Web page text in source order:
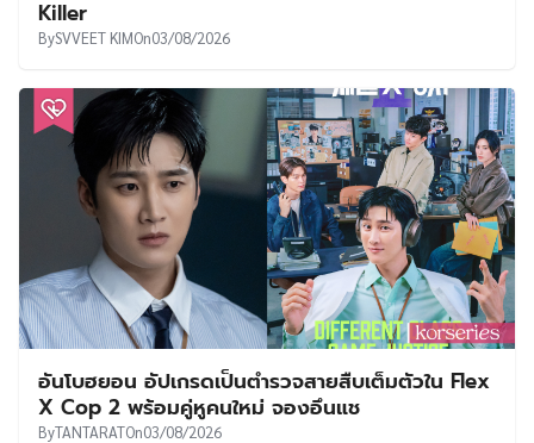
Killer
BySVVEET KIMOn03/08/2026
อันโบฮยอน อัปเกรดเป็นตำรวจสายสืบเต็มตัวใน Flex
X Cop 2 พร้อมคู่หูคนใหม่ จองอึนแช
ByTANTARATOn03/08/2026